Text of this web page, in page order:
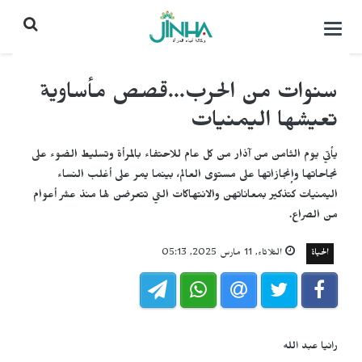
التحكم
سنوات من الحرب...قصص مأساوية
تعيشها اليمنيات
يأتي يوم الثامن من آذار من كل عام للاحتفاء بالمرأة وتسليط الضوء على
نجاحاتها وإنجازاتها على مستوى العالم، بينما يمر على أغلب النساء
اليمنيات كتذكير بمعاناتهن والانتهاكات التي تتعرضن لها منذ عشر أعوام
من الصراع.
الحياة الثلاثاء, 11 مارس 2025, 05:13
رانيا عبد الله